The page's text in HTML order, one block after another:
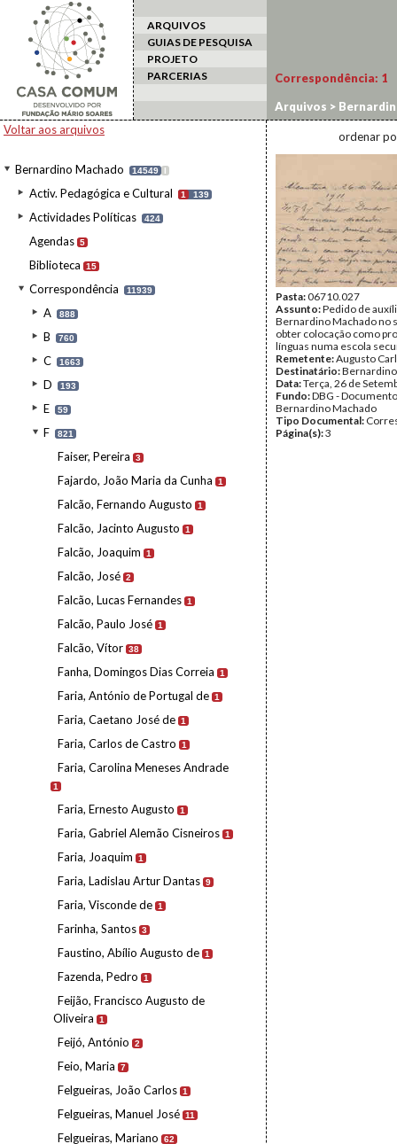
ARQUIVOS
GUIAS DE PESQUISA
PROJETO
PARCERIAS
Voltar aos arquivos
Bernardino Machado 14549 I
Activ. Pedagógica e Cultural 1 139
Actividades Políticas 424
Agendas 5
Biblioteca 15
Correspondência 11939
A 888
B 760
C 1663
D 193
E 59
F 821
Faiser, Pereira 3
Fajardo, João Maria da Cunha 1
Falcão, Fernando Augusto 1
Falcão, Jacinto Augusto 1
Falcão, Joaquim 1
Falcão, José 2
Falcão, Lucas Fernandes 1
Falcão, Paulo José 1
Falcão, Vítor 38
Fanha, Domingos Dias Correia 1
Faria, António de Portugal de 1
Faria, Caetano José de 1
Faria, Carlos de Castro 1
Faria, Carolina Meneses Andrade
1
Faria, Ernesto Augusto 1
Faria, Gabriel Alemão Cisneiros 1
Faria, Joaquim 1
Faria, Ladislau Artur Dantas 9
Faria, Visconde de 1
Farinha, Santos 3
Faustino, Abílio Augusto de 1
Fazenda, Pedro 1
Feijão, Francisco Augusto de
Oliveira
1
Feijó, António 2
Feio, Maria 7
Felgueiras, João Carlos 1
Felgueiras, Manuel José 11
Felgueiras, Mariano 62
Correspondência: 1
Arquivos >
ordenar
Pasta:06710.027
Assunto:Pedido de
Bernardino Machado no
obter colocação como
línguas numa escola
Remetente:Augusto
Destinatário:
Data:Terça, 26 de
Fundo:DBG -
Bernardino Machado
Tipo Documental:
Página(s):3